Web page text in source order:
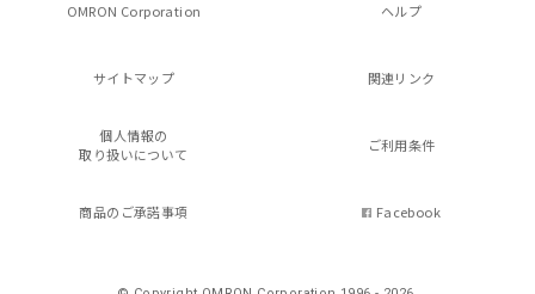
OMRON Corporation ヘルプ
サイトマップ 関連リンク
個人情報の
取り扱いについて
ご利用条件
商品のご承諾事項 Facebook